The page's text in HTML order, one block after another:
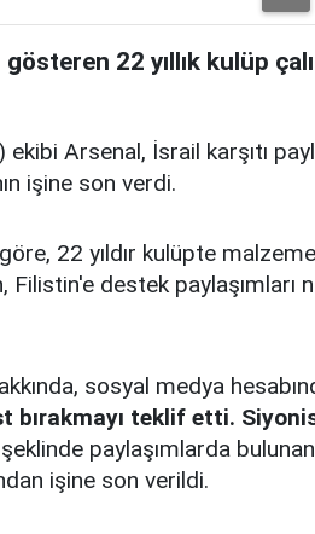
22 yıllık kulüp
Arsenal, İsrail karşıtı
işine son verdi.
22 yıldır kulüpte
destek paylaşımları
sosyal medya
bırakmayı teklif etti.
şeklinde paylaşımlarda
işine son verildi.